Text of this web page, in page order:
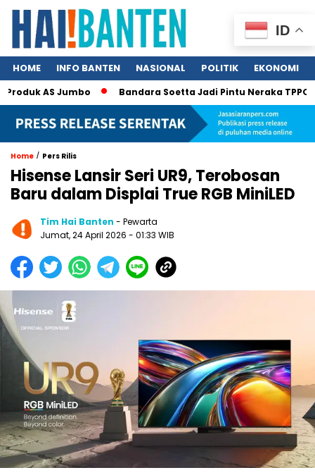
HOME INFO BANTEN NASIONAL POLITIK EKONOMI
AS Jumbo Bandara Soetta Jadi Pintu Neraka TPPO,
Home / Pers Rilis
Hisense Lansir Seri UR9, Terobosan
Baru dalam Displai True RGB MiniLED
Tim Hai Banten - Pewarta
Jumat, 24 April 2026 - 01:33 WIB
ID